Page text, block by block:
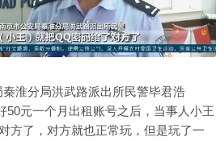
分局洪武路派出所民警毕君浩
50元一个月出租账号之后，当事人小王
方了，对方就也正常玩，但是玩了一